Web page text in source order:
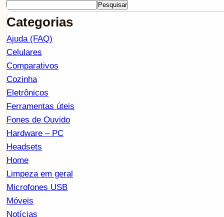
Pesquisar
Categorias
Ajuda (FAQ)
Celulares
Comparativos
Cozinha
Eletrônicos
Ferramentas úteis
Fones de Ouvido
Hardware – PC
Headsets
Home
Limpeza em geral
Microfones USB
Móveis
Notícias